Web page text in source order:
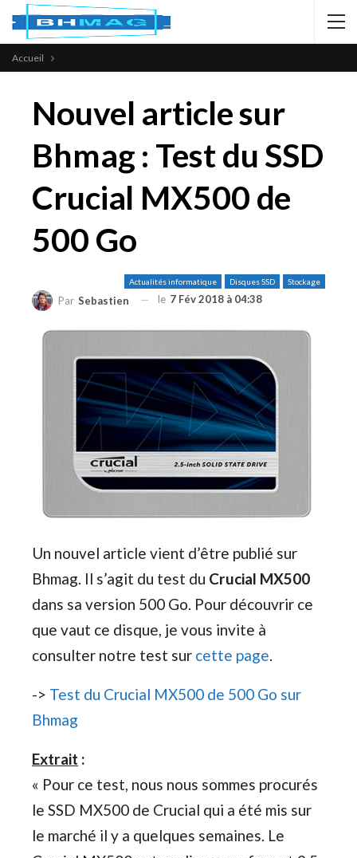
Accueil
Nouvel article sur
Bhmag : Test du SSD
Crucial MX500 de
500 Go
Actualités informatique Disques SSD Stockage
Par Sebastien le 7 Fév 2018 à 04:38
Un nouvel article vient d’être publié sur
Bhmag. Il s’agit du test du Crucial MX500
dans sa version 500 Go. Pour découvrir ce
que vaut ce disque, je vous invite à
consulter notre test sur cette page.
-> Test du Crucial MX500 de 500 Go sur
Bhmag
Extrait :
« Pour ce test, nous nous sommes procurés
le SSD MX500 de Crucial qui a été mis sur
le marché il y a quelques semaines. Le